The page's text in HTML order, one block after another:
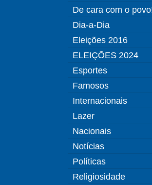
De cara com o
Dia-a-Dia
Eleições 2016
ELEIÇÕES 2024
Esportes
Famosos
Internacionais
Lazer
Nacionais
Notícias
Políticas
Religiosidade